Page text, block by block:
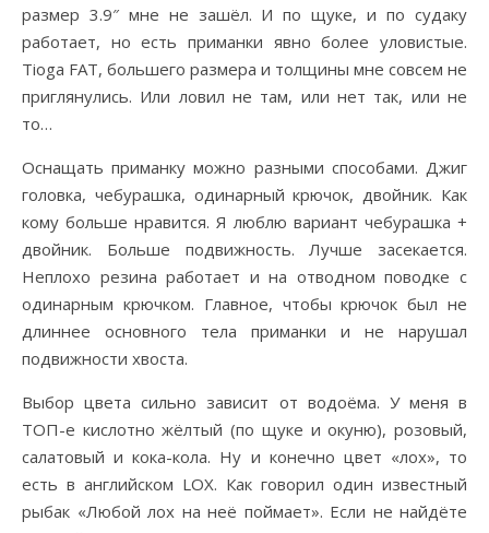
размер 3.9″ мне не зашёл. И по щуке, и по судаку
работает, но есть приманки явно более уловистые.
Tioga FAT, большего размера и толщины мне совсем не
приглянулись. Или ловил не там, или нет так, или не
то…
Оснащать приманку можно разными способами. Джиг
головка, чебурашка, одинарный крючок, двойник. Как
кому больше нравится. Я люблю вариант чебурашка +
двойник. Больше подвижность. Лучше засекается.
Неплохо резина работает и на отводном поводке с
одинарным крючком. Главное, чтобы крючок был не
длиннее основного тела приманки и не нарушал
подвижности хвоста.
Выбор цвета сильно зависит от водоёма. У меня в
ТОП-е кислотно жёлтый (по щуке и окуню), розовый,
салатовый и кока-кола. Ну и конечно цвет «лох», то
есть в английском LOX. Как говорил один известный
рыбак «Любой лох на неё поймает». Если не найдёте